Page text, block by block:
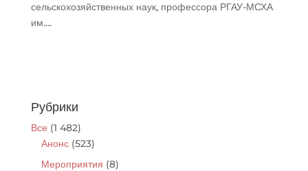
сельскохозяйственных наук, профессора РГАУ-МСХА
им....
Рубрики
Все (1 482)
Анонс(523)
Мероприятия (8)